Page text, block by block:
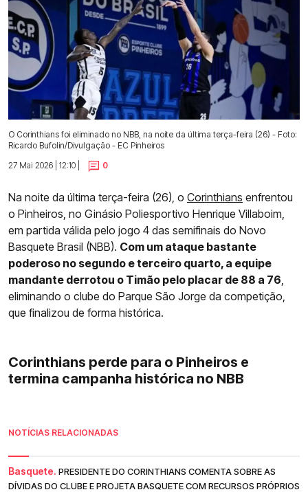
O Corinthians foi eliminado no NBB, na noite da última terça-feira (26) - Foto:
Ricardo Bufolin/Divulgação - EC Pinheiros
27 Mai 2026 | 12:10 |
0
Na noite da última terça-feira (26), o Corinthians enfrentou
o Pinheiros, no Ginásio Poliesportivo Henrique Villaboim,
em partida válida pelo jogo 4 das semifinais do Novo
Basquete Brasil (NBB). Com um ataque bastante
poderoso no segundo e terceiro quarto, a equipe
mandante derrotou o Timão pelo placar de 88 a 76
eliminando o clube do Parque São Jorge da competição,
que finalizou de forma histórica.
Corinthians perde para o Pinheiros e
termina campanha histórica no NBB
NOTÍCIAS RELACIONADAS
Basquete. PRESIDENTE DO CORINTHIANS COMENTA SOBRE AS
DÍVIDAS DO CLUBE E PROJETA BASQUETE COM RECURSOS PRÓPRIOS